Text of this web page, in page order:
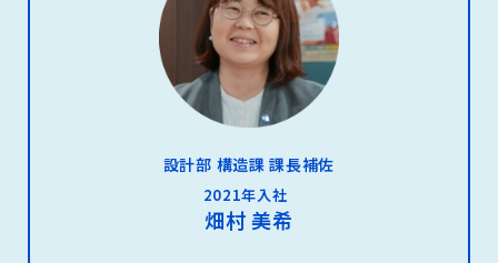
設計部 構造課 課長補佐
2021年入社
畑村 美希